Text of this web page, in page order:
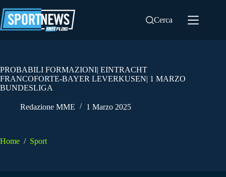
al
contenuto
Cerca
PROBABILI FORMAZIONI| EINTRACHT
FRANCOFORTE-BAYER LEVERKUSEN| 1 MARZO
BUNDESLIGA
Redazione MME 1 Marzo 2025
Home / Sport